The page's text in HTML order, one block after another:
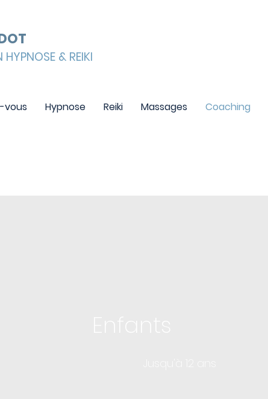
HYPNOSE & REIKI
vous Hypnose Reiki Massages Coaching